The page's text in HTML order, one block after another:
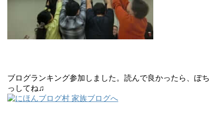
ブログランキング参加しました。読んで良かったら、ぽち
っしてね♫